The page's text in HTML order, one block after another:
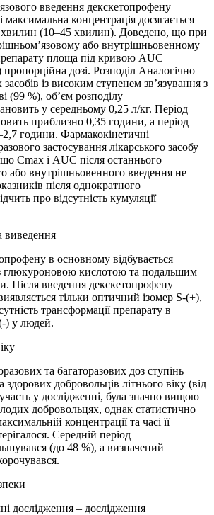
введення декскетопрофену
концентрація досягається
хвилин (10–45 хвилин). Доведено, що при
або внутрішньовенному
площа під кривою AUC
пропорційна дозі. Розподіл Аналогічно
із високим ступенем зв’язування з
(99 %), об’єм розподілу
у середньому 0,25 л/кг. Період
приблизно 0,35 години, а період
години. Фармакокінетичні
застосування лікарського засобу
Cmax і AUC після останнього
або внутрішньовенного введення не
після однократного
про відсутність кумуляції
виведення
в основному відбувається
глюкуроновою кислотою та подальшим
Після введення декскетопрофену
тільки оптичний ізомер S-(+),
трансформації препарату в
) у людей.
та багаторазових доз ступінь
добровольців літнього віку (від
у дослідженні, була значно вищою
добровольцях, однак статистично
концентрації та часі її
Середній період
(до 48 %), а визначений
дослідження – дослідження